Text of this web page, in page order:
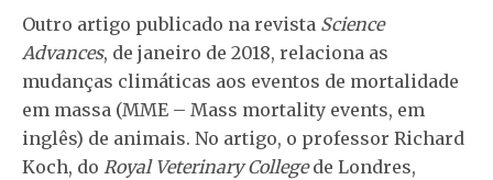
Outro artigo publicado na revista Science
Advances, de janeiro de 2018, relaciona as
mudanças climáticas aos eventos de mortalidade
em massa (MME – Mass mortality events, em
inglês) de animais. No artigo, o professor Richard
Koch, do Royal Veterinary Collegede Londres,